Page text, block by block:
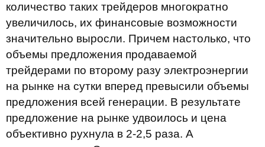
количество таких трейдеров многократно
увеличилось, их финансовые возможности
значительно выросли. Причем настолько, что
объемы предложения продаваемой
трейдерами по второму разу электроэнергии
на рынке на сутки вперед превысили объемы
предложения всей генерации. В результате
предложение на рынке удвоилось и цена
объективно рухнула в 2-2,5 раза. А